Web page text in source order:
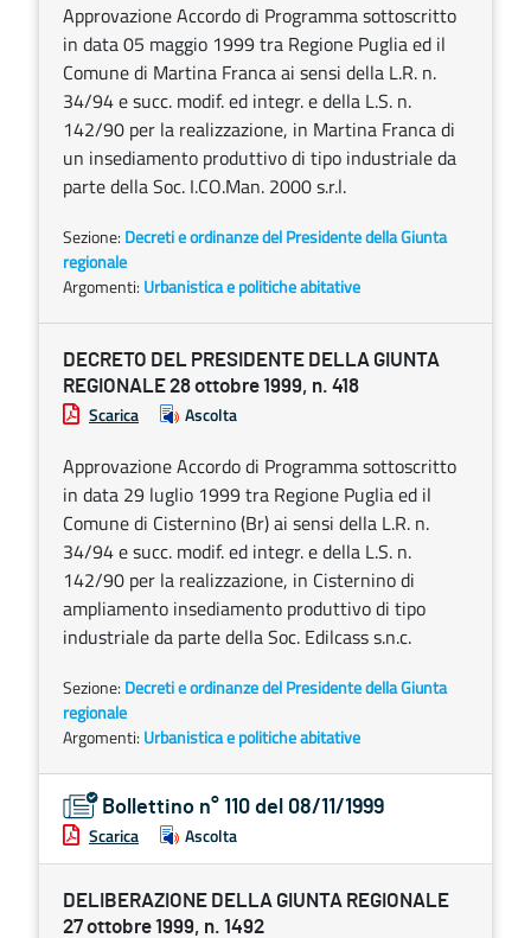
Approvazione Accordo di Programma sottoscritto
in data 05 maggio 1999 tra Regione Puglia ed il
Comune di Martina Franca ai sensi della L.R. n.
34/94 e succ. modif. ed integr. e della L.S. n.
142/90 per la realizzazione, in Martina Franca di
un insediamento produttivo di tipo industriale da
parte della Soc. I.CO.Man. 2000 s.r.l.
Sezione: Decreti e ordinanze del Presidente della Giunta
regionale
Argomenti: Urbanistica e politiche abitative
DECRETO DEL PRESIDENTE DELLA GIUNTA
REGIONALE 28 ottobre 1999, n. 418
Scarica Ascolta
Approvazione Accordo di Programma sottoscritto
in data 29 luglio 1999 tra Regione Puglia ed il
Comune di Cisternino (Br) ai sensi della L.R. n.
34/94 e succ. modif. ed integr. e della L.S. n.
142/90 per la realizzazione, in Cisternino di
ampliamento insediamento produttivo di tipo
industriale da parte della Soc. Edilcass s.n.c.
Sezione: Decreti e ordinanze del Presidente della Giunta
regionale
Argomenti: Urbanistica e politiche abitative
Bollettino n° 110 del 08/11/1999
Scarica Ascolta
DELIBERAZIONE DELLA GIUNTA REGIONALE
27 ottobre 1999, n. 1492